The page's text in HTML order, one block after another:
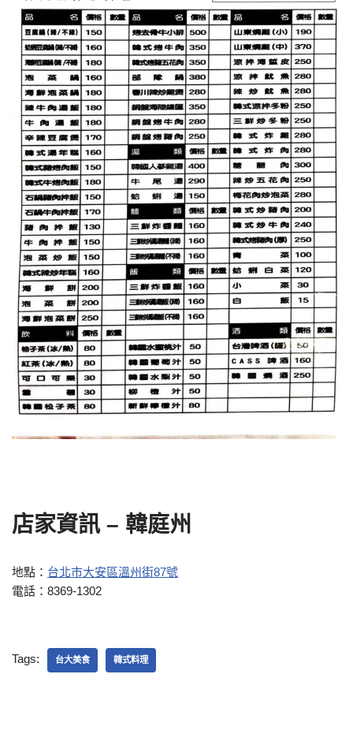
店家資訊 – 韓庭州
地點： 台北市大安區溫州街87號
電話：8369-1302
Tags: 台大美食 韓式料理